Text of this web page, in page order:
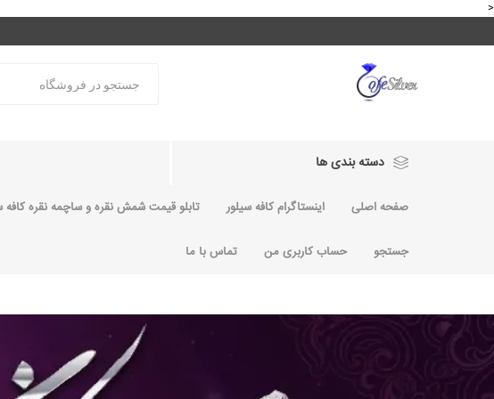
<
دسته بندی ها
صفحه اصلی اینستاگرام کافه سیلور تابلو قیمت شمش نقره و ساچمه نقره کافه
جستجو حساب کاربری من تماس با ما